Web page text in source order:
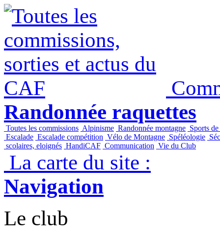
Randonnée raquettes
Toutes les commissions Alpinisme Randonnée montagne Sports
Escalade Escalade compétition Vélo de Montagne Spéléologie
scolaires, eloignés HandiCAF Communication Vie du Club
La carte du site :
Navigation
Le club